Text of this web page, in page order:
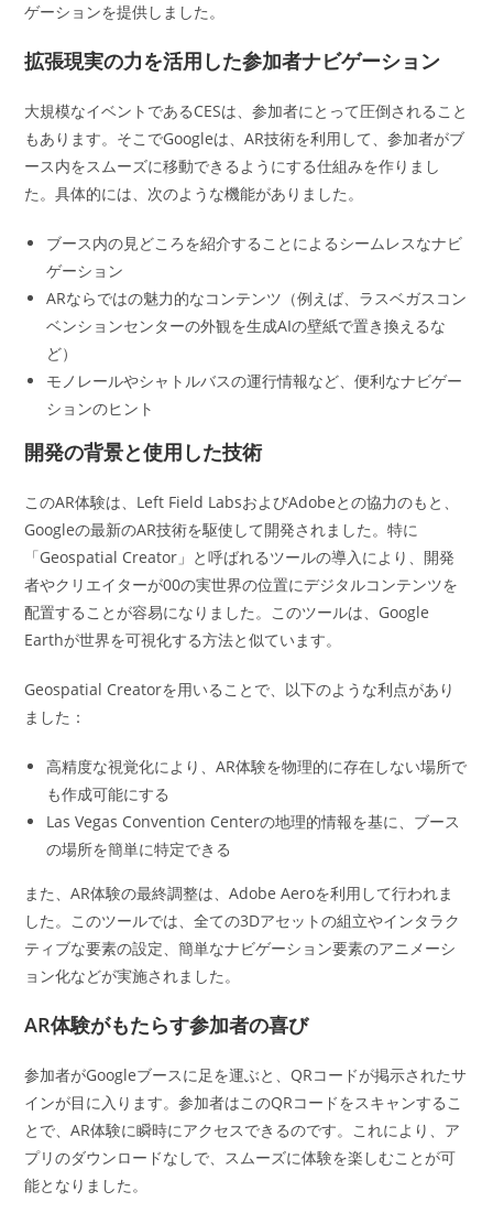
ゲーションを提供しました。
拡張現実の力を活用した参加者ナビゲーション
大規模なイベントであるCESは、参加者にとって圧倒されること
もあります。そこでGoogleは、AR技術を利用して、参加者がブ
ース内をスムーズに移動できるようにする仕組みを作りまし
た。具体的には、次のような機能がありました。
ブース内の見どころを紹介することによるシームレスなナビ
ゲーション
ARならではの魅力的なコンテンツ（例えば、ラスベガスコン
ベンションセンターの外観を生成AIの壁紙で置き換えるな
ど）
モノレールやシャトルバスの運行情報など、便利なナビゲー
ションのヒント
開発の背景と使用した技術
このAR体験は、Left Field LabsおよびAdobeとの協力のもと、
Googleの最新のAR技術を駆使して開発されました。特に
「Geospatial Creator」と呼ばれるツールの導入により、開発
者やクリエイターが00の実世界の位置にデジタルコンテンツを
配置することが容易になりました。このツールは、Google
Earthが世界を可視化する方法と似ています。
Geospatial Creatorを用いることで、以下のような利点があり
ました：
高精度な視覚化により、AR体験を物理的に存在しない場所で
も作成可能にする
Las Vegas Convention Centerの地理的情報を基に、ブース
の場所を簡単に特定できる
また、AR体験の最終調整は、Adobe Aeroを利用して行われま
した。このツールでは、全ての3Dアセットの組立やインタラク
ティブな要素の設定、簡単なナビゲーション要素のアニメーシ
ョン化などが実施されました。
AR体験がもたらす参加者の喜び
参加者がGoogleブースに足を運ぶと、QRコードが掲示されたサ
インが目に入ります。参加者はこのQRコードをスキャンするこ
とで、AR体験に瞬時にアクセスできるのです。これにより、ア
プリのダウンロードなしで、スムーズに体験を楽しむことが可
能となりました。